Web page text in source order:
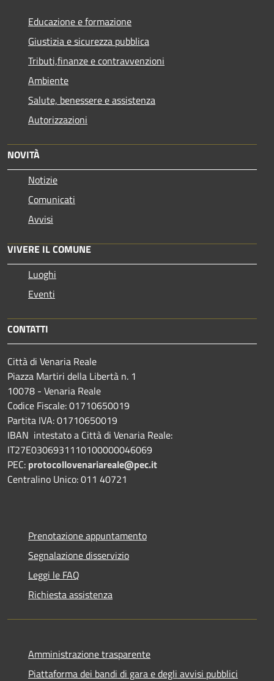
Educazione e formazione
Giustizia e sicurezza pubblica
Tributi,finanze e contravvenzioni
Ambiente
Salute, benessere e assistenza
Autorizzazioni
NOVITÀ
Notizie
Comunicati
Avvisi
VIVERE IL COMUNE
Luoghi
Eventi
CONTATTI
Città di Venaria Reale
Piazza Martiri della Libertà n. 1
10078 - Venaria Reale
Codice Fiscale: 01710650019
Partita IVA: 01710650019
IBAN intestato a Città di Venaria Reale:
IT27E0306931110100000046069
PEC: protocollovenariareale@pec.it
Centralino Unico: 011 40721
Prenotazione appuntamento
Segnalazione disservizio
Leggi le FAQ
Richiesta assistenza
Amministrazione trasparente
Piattaforma dei bandi di gara e degli avvisi pubblici